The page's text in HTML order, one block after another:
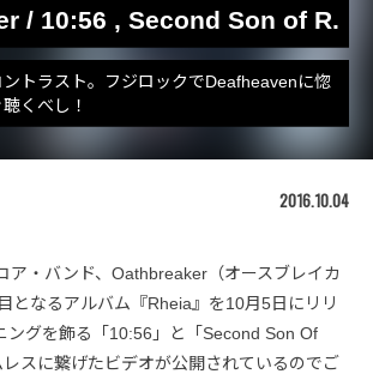
/ 10:56 , Second Son of R.
トラスト。フジロックでDeafheavenに惚
くべし！
2016.10.04
ア・バンド、Oathbreaker（オースブレイカ
となるアルバム『Rheia』を10月5日にリリ
ングを飾る「10:56」と「Second Son Of
スに繋げたビデオが公開されているのでご